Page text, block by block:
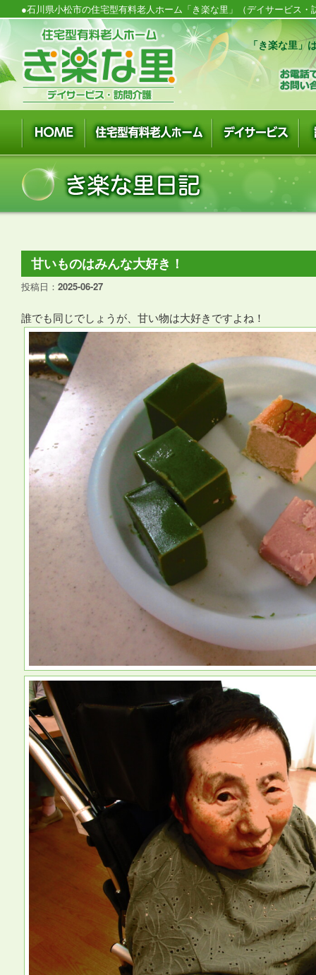
●石川県小松市の住宅型有料老人ホーム「き楽な里」（デイサービス
「き楽な里」
甘いものはみんな大好き！
投稿日： 2025-06-27
誰でも同じでしょうが、甘い物は大好きですよね！